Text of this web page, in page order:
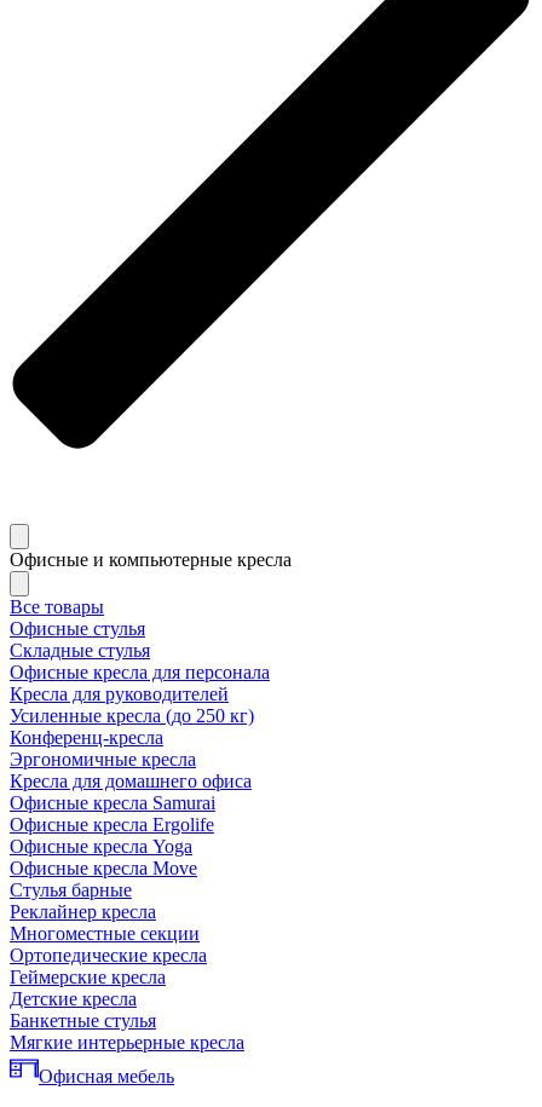
Офисные и компьютерные кресла
Все товары
Офисные стулья
Складные стулья
Офисные кресла для персонала
Кресла для руководителей
Усиленные кресла (до 250 кг)
Конференц-кресла
Эргономичные кресла
Кресла для домашнего офиса
Офисные кресла Samurai
Офисные кресла Ergolife
Офисные кресла Yoga
Офисные кресла Move
Стулья барные
Реклайнер кресла
Многоместные секции
Ортопедические кресла
Геймерские кресла
Детские кресла
Банкетные стулья
Мягкие интерьерные кресла
Офисная мебель